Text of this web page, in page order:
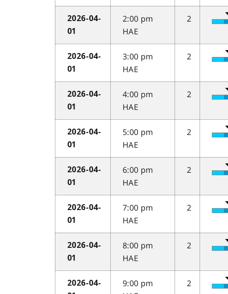
2026-04-
01
2:00 pm
HAE
2
2026-04-
01
3:00 pm
HAE
2
2026-04-
01
4:00 pm
HAE
2
2026-04-
01
5:00 pm
HAE
2
2026-04-
01
6:00 pm
HAE
2
2026-04-
01
7:00 pm
HAE
2
2026-04-
01
8:00 pm
HAE
2
2026-04-
9:00 pm
2